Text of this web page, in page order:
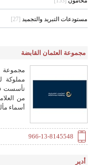
مستودعات التبريد والتجميد [27]
مجموعة العثمان القابضة
مجموعة
مملوكة
من
أسماء
966-13-8145548
أدير